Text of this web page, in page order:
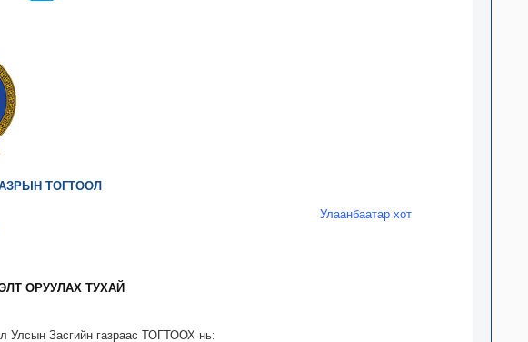
ТОГТООЛ
Улаанбаатар хот
ОРУУЛАХ ТУХАЙ
Улсын Засгийн газраас ТОГТООХ нь: